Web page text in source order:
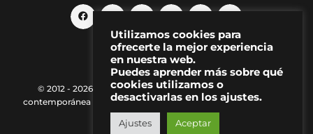
© 2012 - 2026 MAKMA | Revista de artes visuales y cultura
contemporánea |
Política de Privacidad| Aviso Legal|Contacto
Utilizamos cookies para
ofrecerte la mejor experiencia
en nuestra web.
Puedes aprender más sobre qué
cookies utilizamos o
desactivarlas en los ajustes.
Ajustes Aceptar